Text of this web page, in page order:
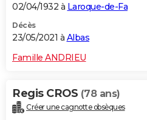
02/04/1932 à Laroque-de-Fa
Décès
23/05/2021 à Albas
Famille ANDRIEU
Regis CROS (78 ans)
Créer une cagnotte obsèques